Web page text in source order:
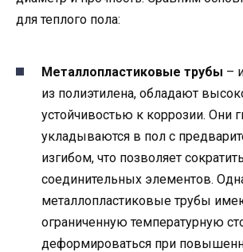
для теплого пола:
Металлопластиковые трубы –
из полиэтилена, обладают
устойчивостью к коррозии. Они
укладываются в пол с
изгибом, что позволяет
соединительных элементов.
металлопластиковые трубы
ограниченную температурную
деформироваться при